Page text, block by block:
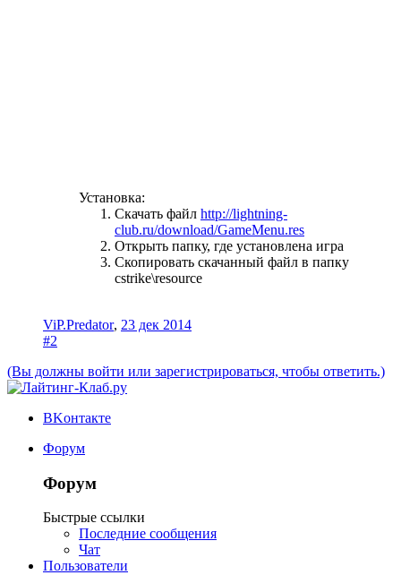
Установка:
Скачать файл http://lightning-
club.ru/download/GameMenu.res
Открыть папку, где установлена игра
Скопировать скачанный файл в папку
cstrike\resource
ViP.Predator, 23 дек 2014
#2
(Вы должны войти или зарегистрироваться, чтобы ответить.)
ВKонтакте
Форум
Форум
Быстрые ссылки
Последние сообщения
Чат
Пользователи